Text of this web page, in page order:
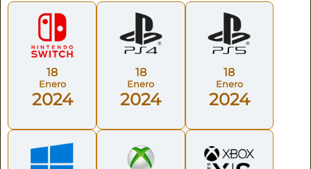
18
Enero
2024
18
Enero
2024
18
Enero
2024